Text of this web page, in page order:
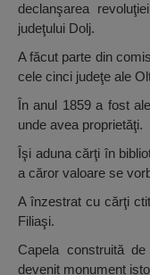
declanşarea
judeţului Dolj.
A făcut parte din
cele cinci judeţe ale
În anul 1859 a fost
unde avea proprietăţi.
Îşi aduna cărţi în
a căror valoare se
A înzestrat cu cărţi
Filiaşi.
Capela construită
devenit monument